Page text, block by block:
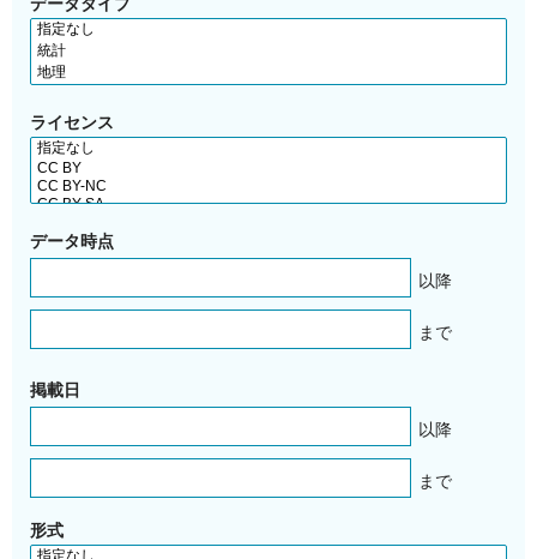
ライセンス
データ時点
以降
まで
掲載日
以降
まで
形式